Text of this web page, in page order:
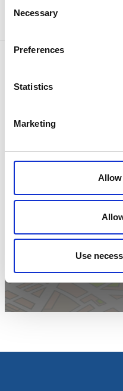
Selection
Necessary
Preferences
Statistics
Marketing
Allow
Use
Wc och Dusch sommartid
Hamneholmen
E-post:kommun@tanum.se